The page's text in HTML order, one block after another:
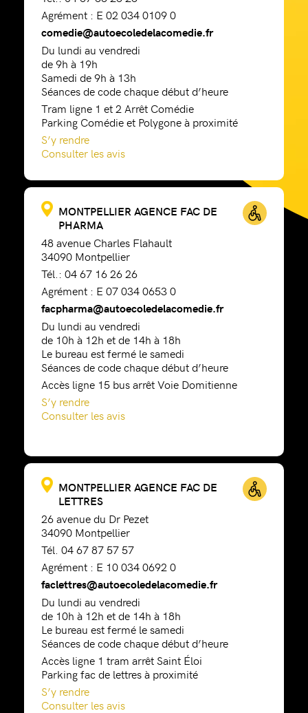
Agrément : E 02 034 0109 0
comedie@autoecoledelacomedie.fr
Du lundi au vendredi
de 9h à 19h
Samedi de 9h à 13h
Séances de code chaque début d’heure
Tram ligne 1 et 2 Arrêt Comédie
Parking Comédie et Polygone à proximité
S’y rendre
Consulter les avis
MONTPELLIER AGENCE FAC DE
PHARMA
48 avenue Charles Flahault
34090 Montpellier
Tél.: 04 67 16 26 26
Agrément : E 07 034 0653 0
facpharma@autoecoledelacomedie.fr
Du lundi au vendredi
de 10h à 12h et de 14h à 18h
Le bureau est fermé le samedi
Séances de code chaque début d’heure
Accès ligne 15 bus arrêt Voie Domitienne
S’y rendre
Consulter les avis
MONTPELLIER AGENCE FAC DE
LETTRES
26 avenue du Dr Pezet
34090 Montpellier
Tél. 04 67 87 57 57
Agrément : E 10 034 0692 0
faclettres@autoecoledelacomedie.fr
Du lundi au vendredi
de 10h à 12h et de 14h à 18h
Le bureau est fermé le samedi
Séances de code chaque début d’heure
Accès ligne 1 tram arrêt Saint Éloi
Parking fac de lettres à proximité
S’y rendre
Consulter les avis